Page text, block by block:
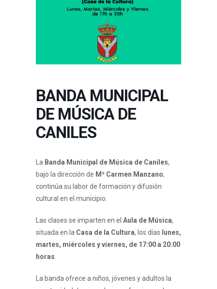
BANDA MUNICIPAL
DE MÚSICA DE
CANILES
La Banda Municipal de Música de Caniles,
bajo la dirección de Mª Carmen Manzano,
continúa su labor de formación y difusión
cultural en el municipio.
Las clases se imparten en el Aula de Música,
situada en la Casa de la Cultura, los días lunes,
martes, miércoles y viernes, de 17:00 a 20:00
horas
La banda ofrece a niños, jóvenes y adultos la